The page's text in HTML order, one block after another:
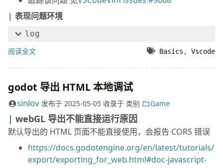
表现问题环境
log
阅读全文 Basics , Vscode
godot 导出 HTML 本地调试
sinlov 发布于 2025-05-05 收录于 类别 Game
webGL 导出不能直接运行原因
默认导出的 HTML 页面不能直接使用，会报告 CORS 错误
https://docs.godotengine.org/en/latest/tutorials/
export/exporting_for_web.html#doc-javascript-